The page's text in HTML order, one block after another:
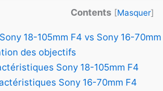
Contents [Masquer]
18-105mm F4 vs Sony 16-
des objectifs
Sony 18-105mm F4
Sony 16-70mm F4